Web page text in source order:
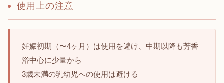
使用上の注意
妊娠初期（〜4ヶ月）は使用を避け、中期以降も芳香
浴中心に少量から
3歳未満の乳幼児への使用は避ける